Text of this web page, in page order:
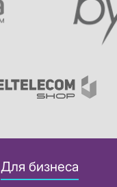
Для бизнеса